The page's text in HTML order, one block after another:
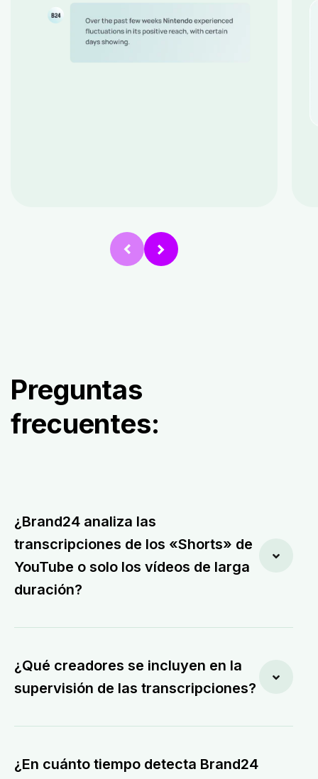
Preguntas
frecuentes:
¿Brand24 analiza las
transcripciones de los «Shorts» de
YouTube o solo los vídeos de larga
duración?
¿Qué creadores se incluyen en la
supervisión de las transcripciones?
¿En cuánto tiempo detecta Brand24